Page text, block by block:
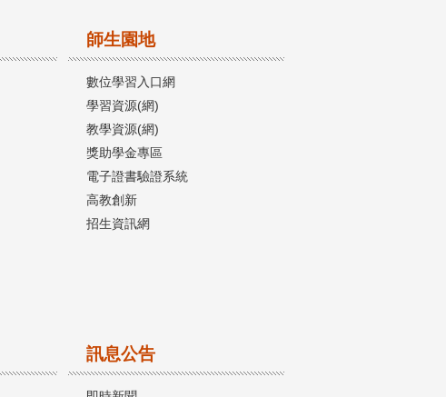
師生園地
數位學習入口網
學習資源(網)
教學資源(網)
獎助學金專區
電子證書驗證系統
高教創新
招生資訊網
訊息公告